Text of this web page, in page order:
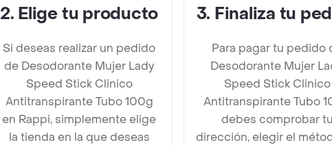
2. Elige tu producto
Si deseas realizar un pedido
de Desodorante Mujer Lady
Speed Stick Clinico
Antitranspirante Tubo 100g
en Rappi, simplemente elige
la tienda en la que deseas
3. Finaliza tu
Para pagar tu pedido
Desodorante Mujer
Speed Stick Clinico
Antitranspirante Tubo
debes comprobar tu
dirección, elegir el